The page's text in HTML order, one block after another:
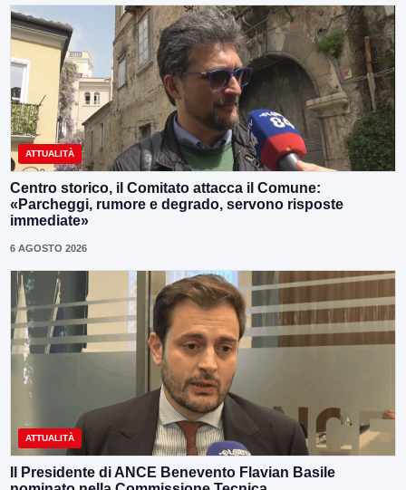
ATTUALITÀ
Centro storico, il Comitato attacca il Comune:
«Parcheggi, rumore e degrado, servono risposte
immediate»
6 AGOSTO 2026
ATTUALITÀ
Il Presidente di ANCE Benevento Flavian Basile